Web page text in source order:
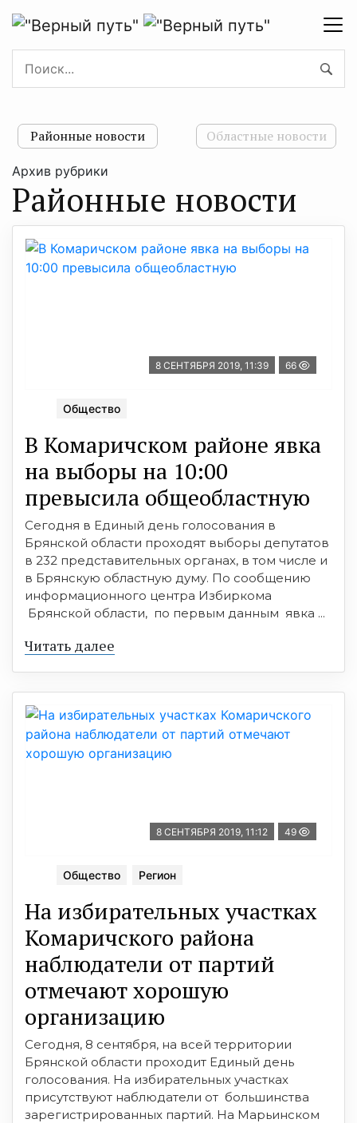
Районные новости Областные новости
Архив рубрики
Районные новости
8 СЕНТЯБРЯ 2019, 11:39 66
Общество
В Комаричском районе явка
на выборы на 10:00
превысила общеобластную
Сегодня в Единый день голосования в
Брянской области проходят выборы депутатов
в 232 представительных органах, в том числе и
в Брянскую областную думу. По сообщению
информационного центра Избиркома
Брянской области, по первым данным явка ...
Читать далее
8 СЕНТЯБРЯ 2019, 11:12 49
Общество Регион
На избирательных участках
Комаричского района
наблюдатели от партий
отмечают хорошую
организацию
Сегодня, 8 сентября, на всей территории
Брянской области проходит Единый день
голосования. На избирательных участках
присутствуют наблюдатели от большинства
зарегистрированных партий. На Марьинском